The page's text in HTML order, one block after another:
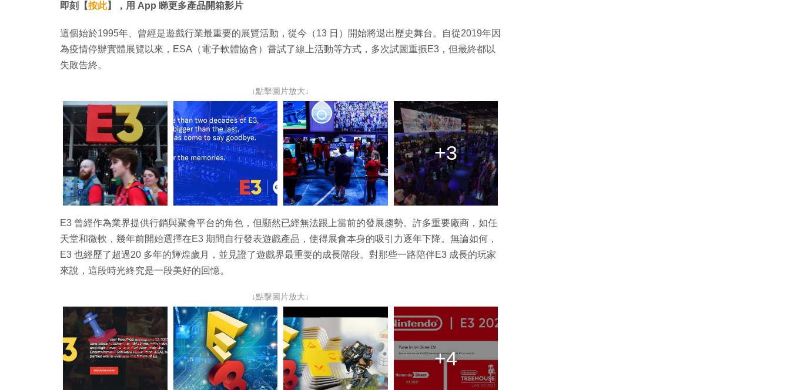
即刻【按此】，用 App 睇更多產品開箱影片
這個始於1995年、曾經是遊戲行業最重要的展覽活動，從今（13 日）開始將退出歷史舞台。自從2019年因
為疫情停辦實體展覽以來，ESA（電子軟體協會）嘗試了線上活動等方式，多次試圖重振E3，但最終都以
失敗告終。
↓點擊圖片放大↓
+3
E3 曾經作為業界提供行銷與聚會平台的角色，但顯然已經無法跟上當前的發展趨勢。許多重要廠商，如任
天堂和微軟，幾年前開始選擇在E3 期間自行發表遊戲產品，使得展會本身的吸引力逐年下降。無論如何，
E3 也經歷了超過20 多年的輝煌歲月，並見證了遊戲界最重要的成長階段。對那些一路陪伴E3 成長的玩家
來說，這段時光終究是一段美好的回憶。
↓點擊圖片放大↓
+4